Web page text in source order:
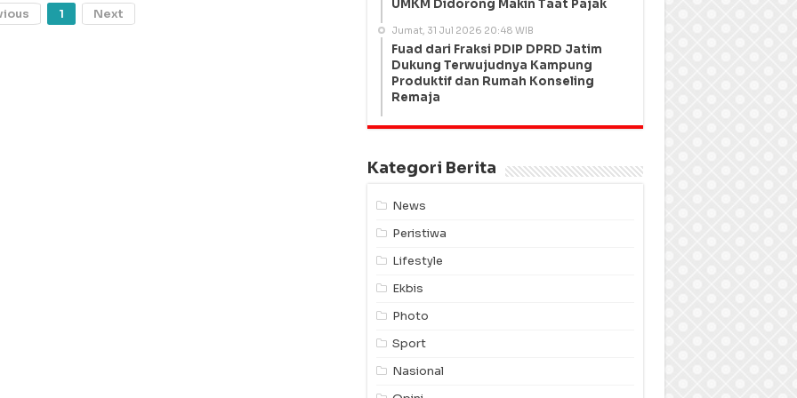
1 Next
UMKM Didorong Makin Taat Pajak
Jumat, 31 Jul 2026 20:48 WIB
Fuad dari Fraksi PDIP DPRD Jatim
Dukung Terwujudnya Kampung
Produktif dan Rumah Konseling
Remaja
Kategori Berita
News
Peristiwa
Lifestyle
Ekbis
Photo
Sport
Nasional